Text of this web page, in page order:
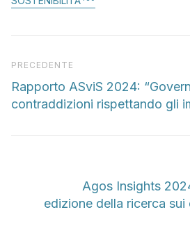
Articolo precedente
PRECEDENTE
Rapporto ASviS 2024:
contraddizioni rispettando gli
Agos Insights
edizione della ricerca